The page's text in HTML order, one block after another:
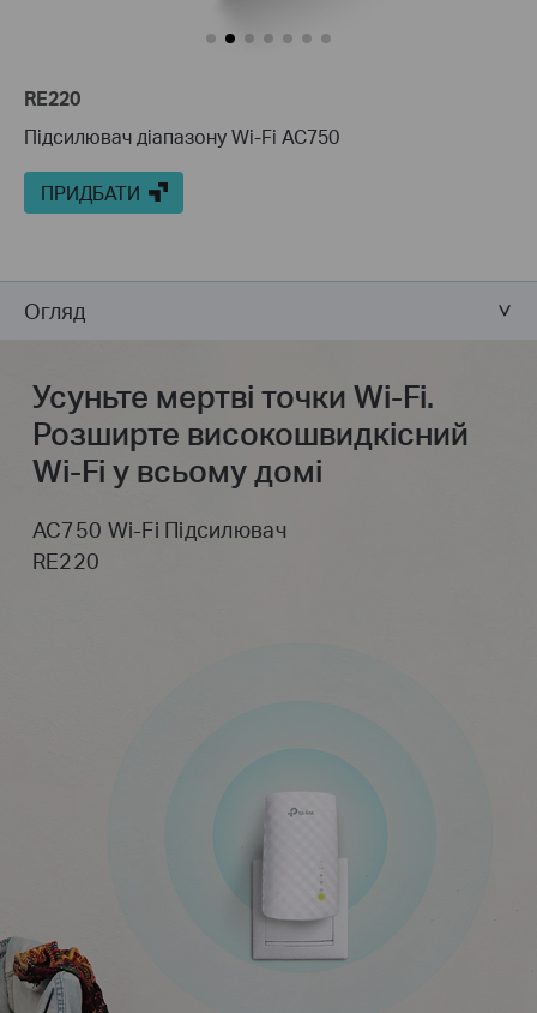
RE220
Підсилювач діапазону Wi-Fi AC750
ПРИДБАТИ
Огляд
Усуньте мертві точки Wi-Fi.
Розширте високошвидкісний
Wi-Fi у всьому домі
AC750 Wi-Fi Підсилювач
RE220